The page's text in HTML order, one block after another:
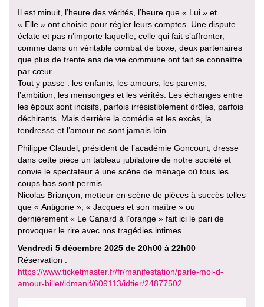
Il est minuit, l’heure des vérités, l’heure que « Lui » et
« Elle » ont choisie pour régler leurs comptes. Une dispute
éclate et pas n’importe laquelle, celle qui fait s’affronter,
comme dans un véritable combat de boxe, deux partenaires
que plus de trente ans de vie commune ont fait se connaître
par cœur.
Tout y passe : les enfants, les amours, les parents,
l’ambition, les mensonges et les vérités. Les échanges entre
les époux sont incisifs, parfois irrésistiblement drôles, parfois
déchirants. Mais derrière la comédie et les excès, la
tendresse et l’amour ne sont jamais loin…
Philippe Claudel, président de l’académie Goncourt, dresse
dans cette pièce un tableau jubilatoire de notre société et
convie le spectateur à une scène de ménage où tous les
coups bas sont permis.
Nicolas Briançon, metteur en scène de pièces à succès telles
que « Antigone », « Jacques et son maître » ou
dernièrement « Le Canard à l’orange » fait ici le pari de
provoquer le rire avec nos tragédies intimes.
Vendredi 5 décembre 2025 de 20h00 à 22h00
Réservation :
https://www.ticketmaster.fr/fr/manifestation/parle-moi-d-
amour-billet/idmanif/609113/idtier/24877502